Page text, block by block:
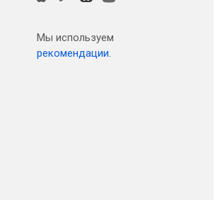
Мы используем
рекомендации.